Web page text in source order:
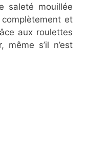
saleté mouillée
et
aux roulettes
s’il n’est